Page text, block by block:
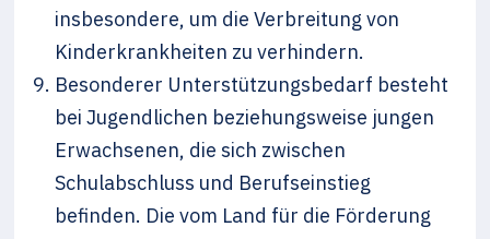
insbesondere, um die Verbreitung von
Kinderkrankheiten zu verhindern.
Besonderer Unterstützungsbedarf besteht
bei Jugendlichen beziehungsweise jungen
Erwachsenen, die sich zwischen
Schulabschluss und Berufseinstieg
befinden. Die vom Land für die Förderung